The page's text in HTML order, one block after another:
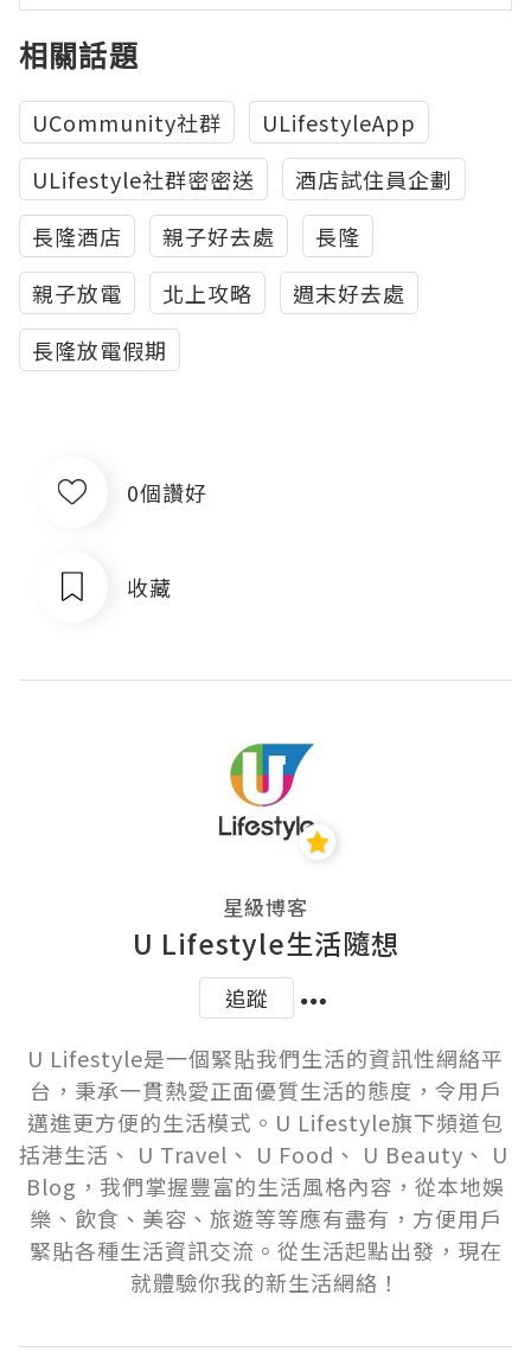
相關話題
UCommunity社群
ULifestyleApp
ULifestyle社群密密送
酒店試住員企劃
長隆酒店
親子好去處
長隆
親子放電
北上攻略
週末好去處
長隆放電假期
0個讚好
收藏
星級博客
U Lifestyle生活隨想
追蹤
U Lifestyle是一個緊貼我們生活的資訊性網絡平
台，秉承一貫熱愛正面優質生活的態度，令用戶
邁進更方便的生活模式。U Lifestyle旗下頻道包
括港生活、 U Travel、 U Food、 U Beauty、 U
Blog，我們掌握豐富的生活風格內容，從本地娛
樂、飲食、美容、旅遊等等應有盡有，方便用戶
緊貼各種生活資訊交流。從生活起點出發，現在
就體驗你我的新生活網絡！